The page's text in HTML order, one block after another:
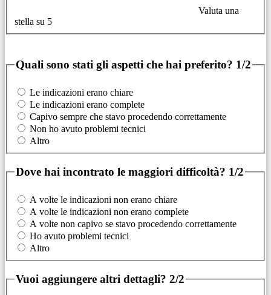
Valuta una
stella su 5
Quali sono stati gli aspetti che hai preferito? 1/2
Le indicazioni erano chiare
Le indicazioni erano complete
Capivo sempre che stavo procedendo correttamente
Non ho avuto problemi tecnici
Altro
Dove hai incontrato le maggiori difficoltà? 1/2
A volte le indicazioni non erano chiare
A volte le indicazioni non erano complete
A volte non capivo se stavo procedendo correttamente
Ho avuto problemi tecnici
Altro
Vuoi aggiungere altri dettagli? 2/2